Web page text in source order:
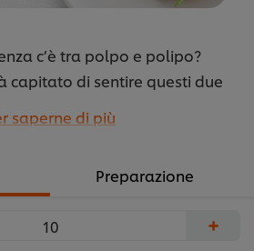
c’è tra polpo e polipo?
capitato di sentire questi due
In effetti il polpo, noto
sulle tavole di mezzo
come le anemoni e i coralli.
saperne di più
Preparazione
+